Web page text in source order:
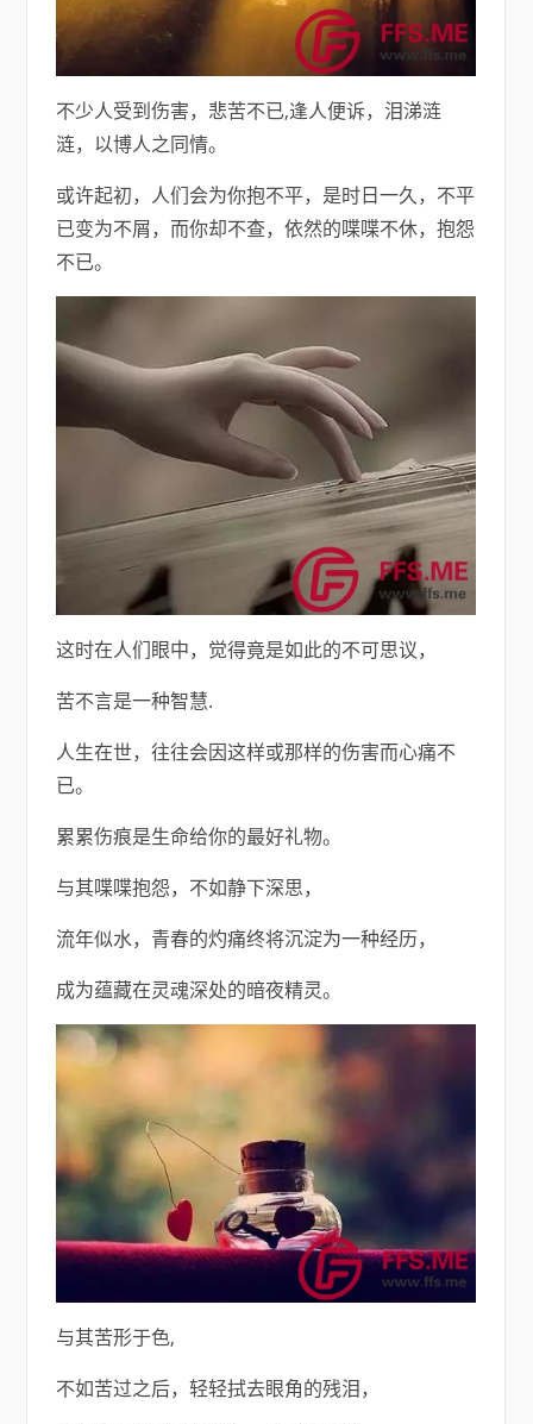
不少人受到伤害，悲苦不已,逢人便诉，泪涕涟
涟，以博人之同情。
或许起初，人们会为你抱不平，是时日一久，不平
已变为不屑，而你却不查，依然的喋喋不休，抱怨
不已。
这时在人们眼中，觉得竟是如此的不可思议，
苦不言是一种智慧.
人生在世，往往会因这样或那样的伤害而心痛不
已。
累累伤痕是生命给你的最好礼物。
与其喋喋抱怨，不如静下深思，
流年似水，青春的灼痛终将沉淀为一种经历，
成为蕴藏在灵魂深处的暗夜精灵。
与其苦形于色,
不如苦过之后，轻轻拭去眼角的残泪，